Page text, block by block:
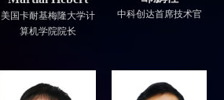
美国卡耐基梅隆大学计
算机学院院长
中科创达首席技术官